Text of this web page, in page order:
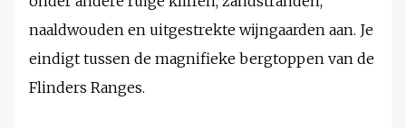
naaldwouden en uitgestrekte wijngaarden aan. Je
eindigt tussen de magnifieke bergtoppen van de
Flinders Ranges.